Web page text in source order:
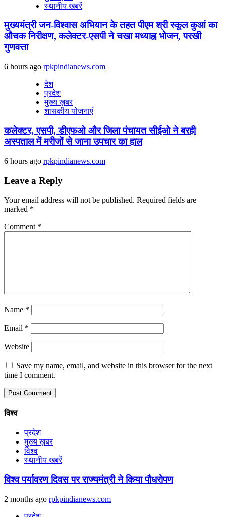
स्थानीय खबरें
मुख्यमंत्री जन-विश्वास अभियान के तहत पीएम श्री स्कूल कुआं का
औचक निरीक्षण, कलेक्टर-एसपी ने चखा मध्याह्न भोजन, परखी
गुणवत्ता
6 hours ago rpkpindianews.com
देश
प्रदेश
मुख्य ख़बर
शासकीय योजनाएं
कलेक्टर, एसपी, डीएफओ और जिला पंचायत सीईओ ने बरही
अस्पताल में मरीजों से जाना उपचार का हाल
6 hours ago rpkpindianews.com
Leave a Reply
Your email address will not be published. Required fields are
marked *
Comment *
Name *
Email *
Website
Save my name, email, and website in this browser for the next
time I comment.
विश्व
प्रदेश
मुख्य ख़बर
विश्व
स्थानीय खबरें
विश्व पर्यावरण दिवस पर राज्यमंत्री ने किया पौधरोपण
2 months ago rpkpindianews.com